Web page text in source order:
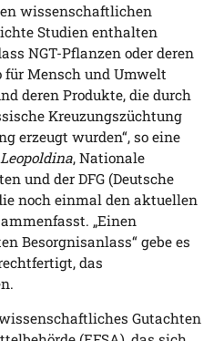
wissenschaftlichen
Studien enthalten
NGT-Pflanzen oder deren
für Mensch und Umwelt
deren Produkte, die durch
Kreuzungszüchtung
erzeugt wurden“, so eine
Leopoldina, Nationale
und der DFG (Deutsche
noch einmal den aktuellen
„Einen
Besorgnisanlass“ gebe es
das
Gutachten